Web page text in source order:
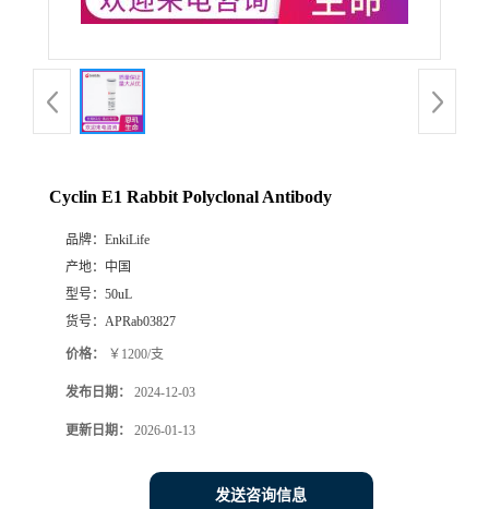
Cyclin E1 Rabbit Polyclonal Antibody
品牌： EnkiLife
产地： 中国
型号： 50uL
货号： APRab03827
价格： ￥1200/支
发布日期： 2024-12-03
更新日期： 2026-01-13
发送咨询信息